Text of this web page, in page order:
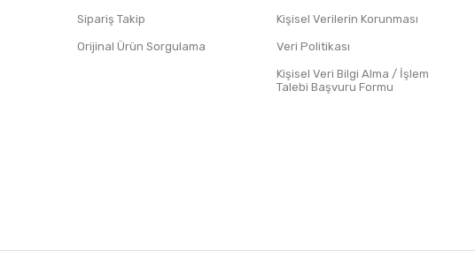
Sipariş Takip
Orijinal Ürün Sorgulama
Kişisel Verilerin Korunması
Veri Politikası
Kişisel Veri Bilgi Alma / İşlem
Talebi Başvuru Formu